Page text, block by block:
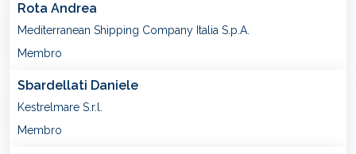
Rota Andrea
Mediterranean Shipping Company Italia S.p.A.
Membro
Sbardellati Daniele
Kestrelmare S.r.l.
Membro